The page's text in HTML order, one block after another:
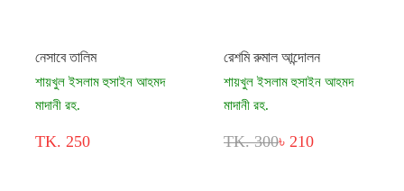
নেসাবে তালিম
শায়খুল ইসলাম হুসাইন আহমদ
মাদানী রহ.
TK. 250
রেশমি রুমাল আন্দোলন
শায়খুল ইসলাম হুসাইন আহমদ
মাদানী রহ.
TK. 300৳ 210